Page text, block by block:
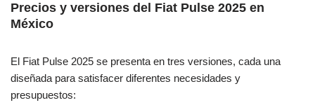
Precios y versiones del Fiat Pulse 2025 en
México
El Fiat Pulse 2025 se presenta en tres versiones, cada una
diseñada para satisfacer diferentes necesidades y
presupuestos: